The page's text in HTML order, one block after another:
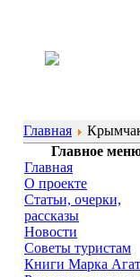
Главная
Главное
Главная
О проекте
Статьи, очерки,
рассказы
Новости
Советы туристам
Книги Марка